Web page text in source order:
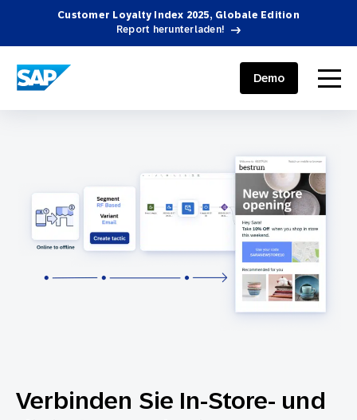
Customer Loyalty Index 2025, Globale Edition
Report herunterladen!
SAP ENGAGEMENT CLOUD menu
Demo
Verbinden Sie In-Store- und